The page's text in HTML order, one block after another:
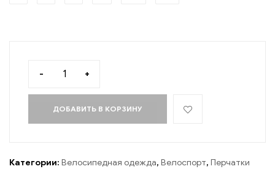
- +
ДОБАВИТЬ В КОРЗИНУ
Категории: Велосипедная одежда, Велоспорт, Перчатки